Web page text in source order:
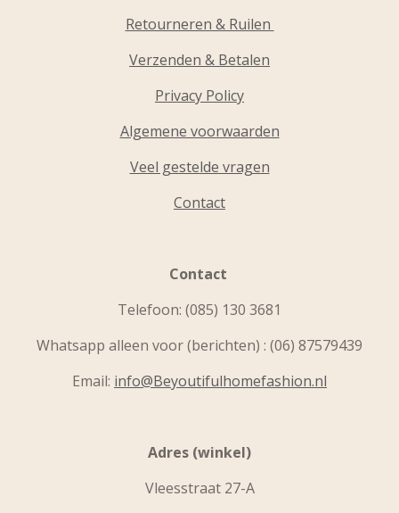
Retourneren & Ruilen
Verzenden & Betalen
Privacy Policy
Algemene voorwaarden
Veel gestelde vragen
Contact
Contact
Telefoon: (085) 130 3681
Whatsapp alleen voor (berichten) : (06) 87579439
Email: info@Beyoutifulhomefashion.nl
Adres (winkel)
Vleesstraat 27-A